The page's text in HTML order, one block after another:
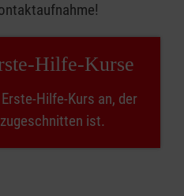
Hilfe-Kurse
Hilfe-Kurs an, der
ist.